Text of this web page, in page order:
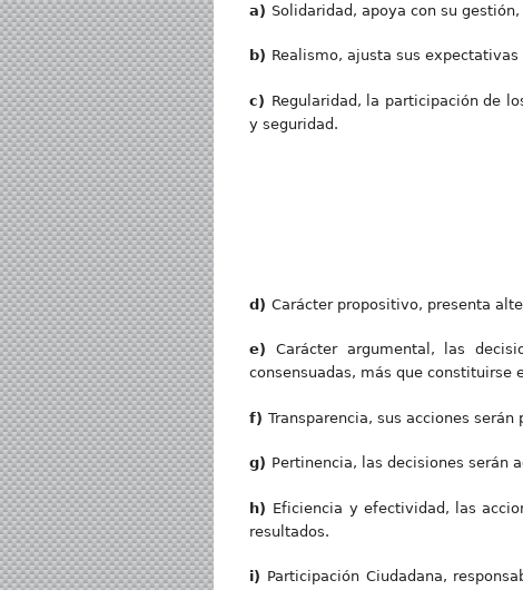
a) Solidaridad, apoya con su
b) Realismo, ajusta sus
c) Regularidad, la participación de
y seguridad.
d) Carácter propositivo, presenta
e)Carácter argumental, las
consensuadas, más que constituirse
f) Transparencia, sus acciones
g) Pertinencia, las decisiones serán
h) Eficiencia y efectividad, las
resultados.
i) Participación Ciudadana,